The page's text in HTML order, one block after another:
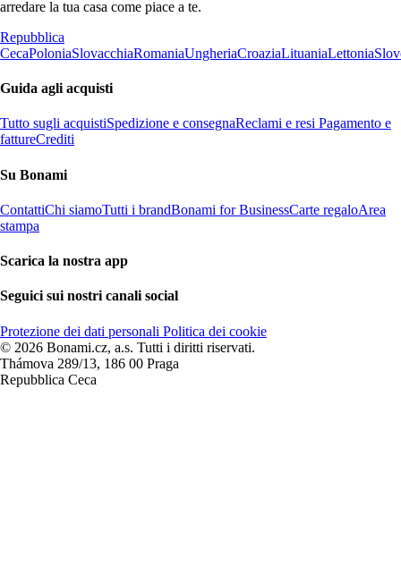
arredare la tua casa come piace a te.
Repubblica
CecaPoloniaSlovacchiaRomaniaUngheriaCroaziaLituaniaLettonia
Guida agli acquisti
Tutto sugli acquistiSpedizione e consegnaReclami e resi Pagamento e
fattureCrediti
Su Bonami
ContattiChi siamoTutti i brandBonami for BusinessCarte regaloArea
stampa
Scarica la nostra app
Seguici sui nostri canali social
Protezione dei dati personali Politica dei cookie
© 2026 Bonami.cz, a.s. Tutti i diritti riservati.
Thámova 289/13, 186 00 Praga
Repubblica Ceca